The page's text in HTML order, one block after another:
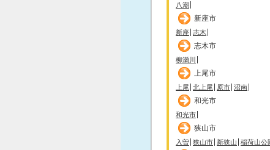
八潮
新座市
新座 志木
志木市
柳瀬川
上尾市
上尾 北上尾 原市 沼南
和光市
和光市
狭山市
入曽 狭山市 新狭山 稲荷山公